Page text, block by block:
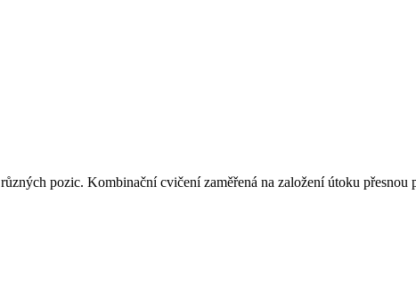
pozic. Kombinační cvičení zaměřená na založení útoku přesnou